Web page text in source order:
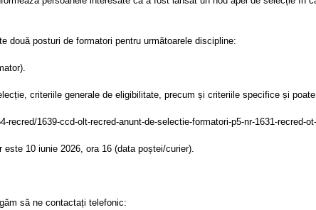
două posturi de formatori pentru următoarele discipline:
criteriile generale de eligibilitate, precum și criteriile specifice și
recred/1639-ccd-olt-recred-anunt-de-selectie-formatori-p5-nr-1631-recred-
este 10 iunie 2026, ora 16 (data poștei/curier).
să ne contactați telefonic: